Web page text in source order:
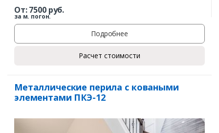
От:7500руб.
за м. погон.
Подробнее
Расчет стоимости
Металлические перила с коваными
элементами ПКЭ-12